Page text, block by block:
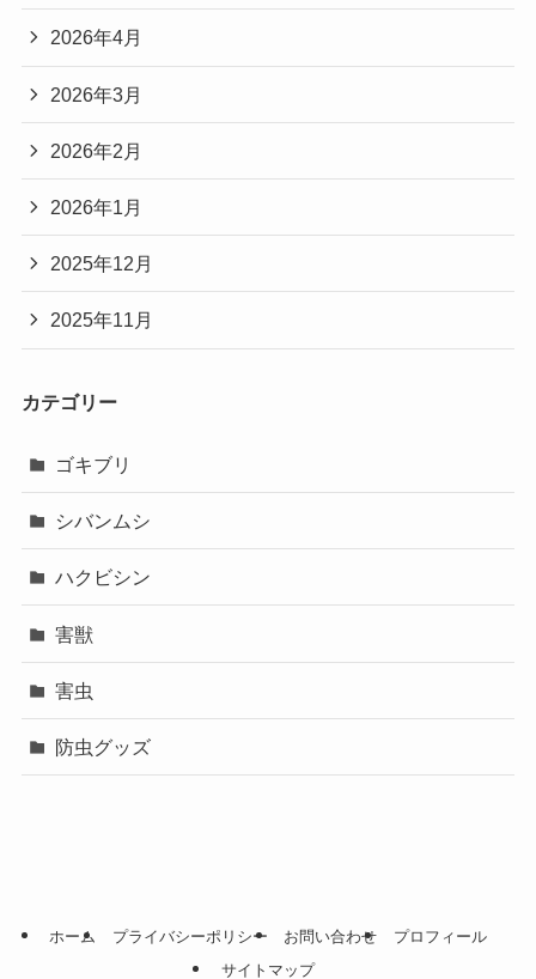
2026年4月
2026年3月
2026年2月
2026年1月
2025年12月
2025年11月
カテゴリー
ゴキブリ
シバンムシ
ハクビシン
害獣
害虫
防虫グッズ
ホーム プライバシーポリシー お問い合わせ
プロフィール
サイトマップ